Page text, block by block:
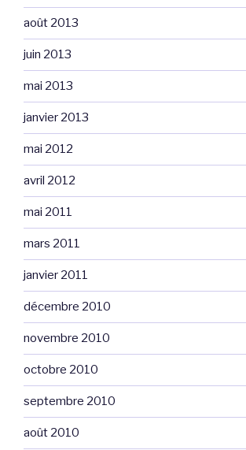
août 2013
juin 2013
mai 2013
janvier 2013
mai 2012
avril 2012
mai 2011
mars 2011
janvier 2011
décembre 2010
novembre 2010
octobre 2010
septembre 2010
août 2010